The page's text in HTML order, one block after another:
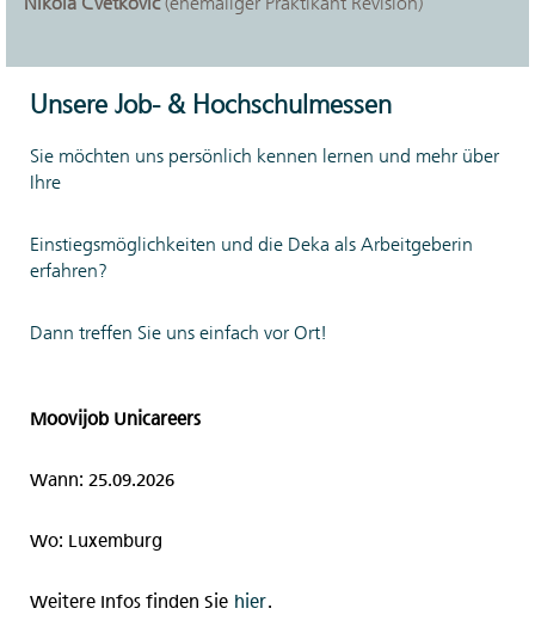
10 und 20
Woche mit der
Möglichkeit, in
Semesterferien
Vollzeit zu
Arbeitszeit
können Sie in der
Ihrem Team oder
abstimmen. Auf
sammeln Sie jede
Erfahrungen.
Unsere Job- & Hochschulmessen
Sie möchten uns persönlich kennen lernen und mehr über
Ihre
Einstiegsmöglichkeiten und die Deka als Arbeitgeberin
erfahren?
Dann treffen Sie uns einfach vor Ort!
Moovijob Unicareers
Wann: 25.09.2026
Wo: Luxemburg
Weitere Infos finden Sie hier.